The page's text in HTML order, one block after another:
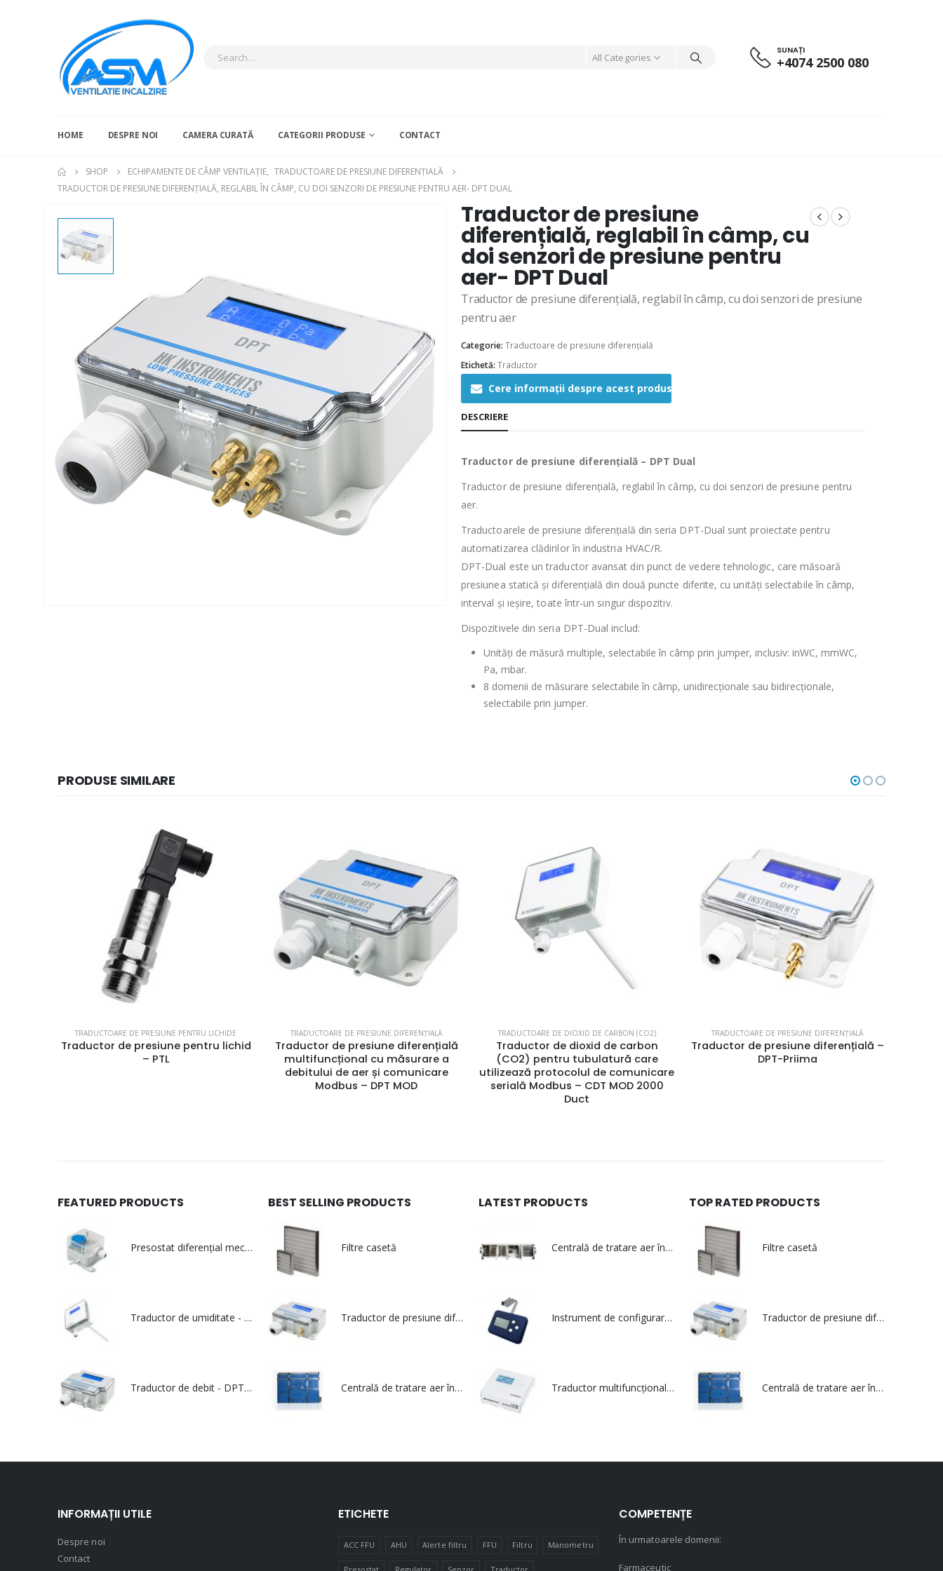
All Categories
SUNAȚI
+4074 2500 080
HOME DESPRE NOI CAMERA CURATĂ CATEGORII PRODUSE CONTACT
SHOP ECHIPAMENTE DE CÂMP VENTILAȚIE, TRADUCTOARE DE PRESIUNE DIFERENȚIALĂ
TRADUCTOR DE PRESIUNE DIFERENȚIALĂ, REGLABIL ÎN CÂMP, CU DOI SENZORI DE PRESIUNE PENTRU AER- DPT DUAL
Traductor de presiune
diferențială, reglabil în câmp, cu
doi senzori de presiune pentru
aer- DPT Dual
Traductor de presiune diferențială, reglabil în câmp, cu doi senzori de presiune
pentru aer
Categorie: Traductoare de presiune diferențială
Etichetă: Traductor
Cere informații despre acest produs
DESCRIERE
Traductor de presiune diferențială – DPT Dual
Traductor de presiune diferențială, reglabil în câmp, cu doi senzori de presiune pentru
aer.
Traductoarele de presiune diferențială din seria DPT-Dual sunt proiectate pentru
automatizarea clădirilor în industria HVAC/R.
DPT-Dual este un traductor avansat din punct de vedere tehnologic, care măsoară
presiunea statică și diferențială din două puncte diferite, cu unități selectabile în câmp,
interval și ieșire, toate într-un singur dispozitiv.
Dispozitivele din seria DPT-Dual includ:
Unități de măsură multiple, selectabile în câmp prin jumper, inclusiv: inWC, mmWC,
Pa, mbar.
8 domenii de măsurare selectabile în câmp, unidirecționale sau bidirecționale,
selectabile prin jumper.
PRODUSE SIMILARE
TRADUCTOARE DE PRESIUNE PENTRU LICHIDE
Traductor de presiune pentru lichid
– PTL
TRADUCTOARE DE PRESIUNE DIFERENȚIALĂ
Traductor de presiune diferențială
multifuncțional cu măsurare a
debitului de aer și comunicare
Modbus – DPT MOD
TRADUCTOARE DE DIOXID DE CARBON (CO2)
Traductor de dioxid de carbon
(CO2) pentru tubulatură care
utilizează protocolul de comunicare
serială Modbus – CDT MOD 2000
Duct
TRADUCTOARE DE PRESIUNE DIFERENȚIALĂ
Traductor de presiune diferențială –
DPT-Priima
FEATURED PRODUCTS
Presostat diferențial mecanic pentru aer - PS
Traductor de umiditate - RHT Duct
Traductor de debit - DPT Flow
BEST SELLING PRODUCTS
Filtre casetă
Traductor de presiune diferențială cu comunicație Modbus și terminal de intrare - DPT IO MOD
Centrală de tratare aer în execuție igienică - multiCOMPACT
LATEST PRODUCTS
Centrală de tratare aer în execuție igienică – multiKAFT
Instrument de configurare pentru dispozitivele Siro și Siro MOD - Siro CT
Traductor multifuncțional pentru calitatea aerului din interior care utilizează protocolul de comunicare serial Modbus - SIRO MOD
TOP RATED PRODUCTS
Filtre casetă
Traductor de presiune diferențială cu comunicație Modbus și terminal de intrare - DPT IO MOD
Centrală de tratare aer în execuție igienică - multiCOMPACT
INFORMAȚII UTILE
Despre noi
Contact
ETICHETE
ACC FFU AHU Alerte filtru FFU Filtru Manometru
COMPETENȚE
În urmatoarele domenii:
Farmaceutic